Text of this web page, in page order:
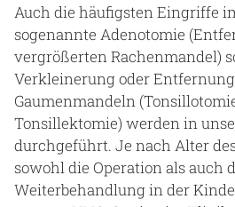
Auch die häufigsten Eingriffe
sogenannte Adenotomie
vergrößerten Rachenmandel)
Verkleinerung oder
Gaumenmandeln
Tonsillektomie) werden in
durchgeführt. Je nach Alter
sowohl die Operation als auch
Weiterbehandlung in der